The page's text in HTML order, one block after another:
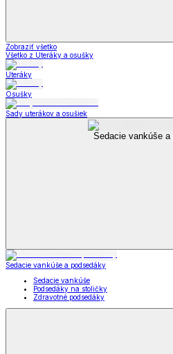
Zobraziť všetko
Všetko z Uteráky a osušky
Uteráky
Osušky
Sady uterákov a osušiek
Sedacie vankúše a
Sedacie vankúše a podsedáky
Sedacie vankúše
Podsedáky na stoličky
Zdravotné podsedáky